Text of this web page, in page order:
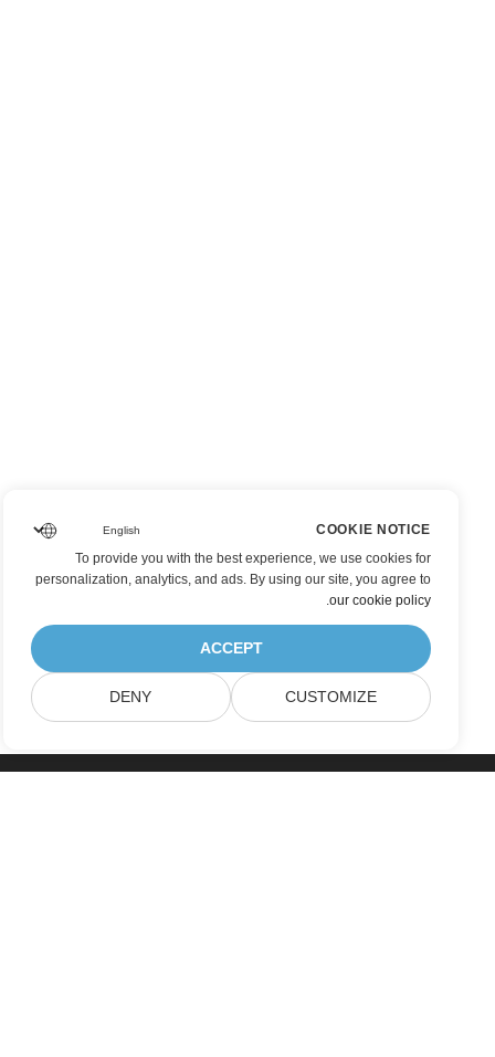
COOKIE NOTICE
To provide you with the best experience, we use cookies for
personalization, analytics, and ads. By using our site, you agree to
our cookie policy
.
ACCEPT
CUSTOMIZE
DENY